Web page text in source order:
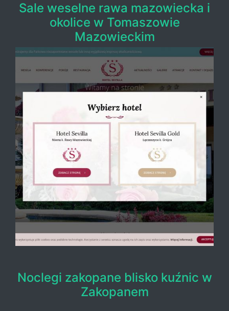
Sale weselne rawa mazowiecka i
okolice w Tomaszowie
Mazowieckim
Noclegi zakopane blisko kuźnic w
Zakopanem